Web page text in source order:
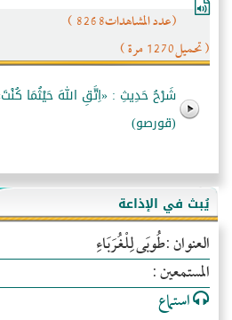
(عدد المشاهدات8268 )
( تحميل1270 مرة )
شَرْحُ حَدِيثِ : «اِتَّقِ اللهَ حَيْثُمَا
(قورصو)
يُبث في الإذاعة
العنوان :طُوبَى لِلْغُرَبَاءِ
المستمعين :
استماع